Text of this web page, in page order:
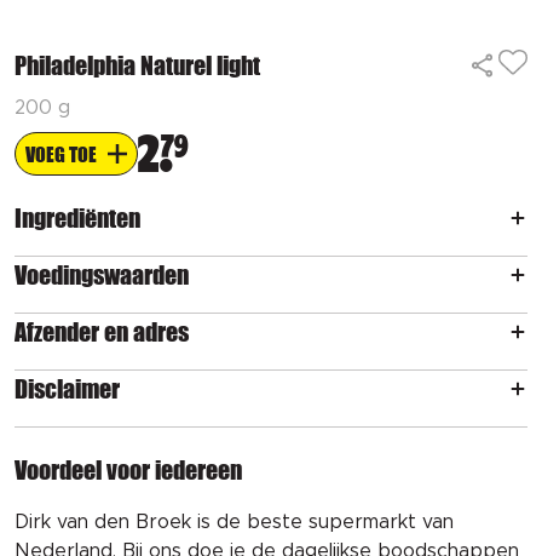
Philadelphia Naturel light
200 g
VOEG TOE 279
Ingrediënten
Voedingswaarden
Afzender en adres
Disclaimer
Voordeel voor iedereen
Dirk van den Broek is de beste supermarkt van
Nederland. Bij ons doe je de dagelijkse boodschappen